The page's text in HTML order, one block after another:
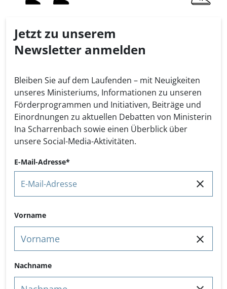
Jetzt zu unserem
Newsletter anmelden
Bleiben Sie auf dem Laufenden – mit Neuigkeiten
unseres Ministeriums, Informationen zu unseren
Förderprogrammen und Initiativen, Beiträge und
Einordnungen zu aktuellen Debatten von Ministerin
Ina Scharrenbach sowie einen Überblick über
unsere Social-Media-Aktivitäten.
E-Mail-Adresse
Name
Vorname
Nachname